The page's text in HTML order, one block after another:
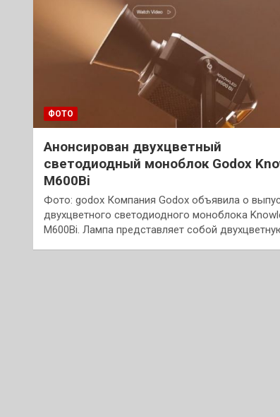
ФОТО
Анонсирован двухцветный
светодиодный моноблок Godox
M600Bi
Фото: godox Компания Godox объявила о
двухцветного светодиодного моноблока
M600Bi. Лампа представляет собой